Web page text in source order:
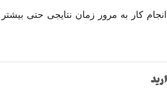
کار به مرور زمان نتایجی حتی